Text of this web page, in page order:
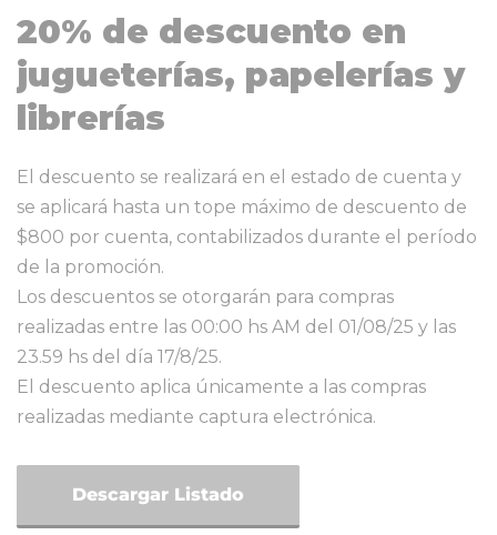
20% de descuento en
jugueterías, papelerías y
librerías
El descuento se realizará en el estado de cuenta y
se aplicará hasta un tope máximo de descuento de
$800 por cuenta, contabilizados durante el período
de la promoción.
Los descuentos se otorgarán para compras
realizadas entre las 00:00 hs AM del 01/08/25 y las
23.59 hs del día 17/8/25.
El descuento aplica únicamente a las compras
realizadas mediante captura electrónica.
Descargar Listado